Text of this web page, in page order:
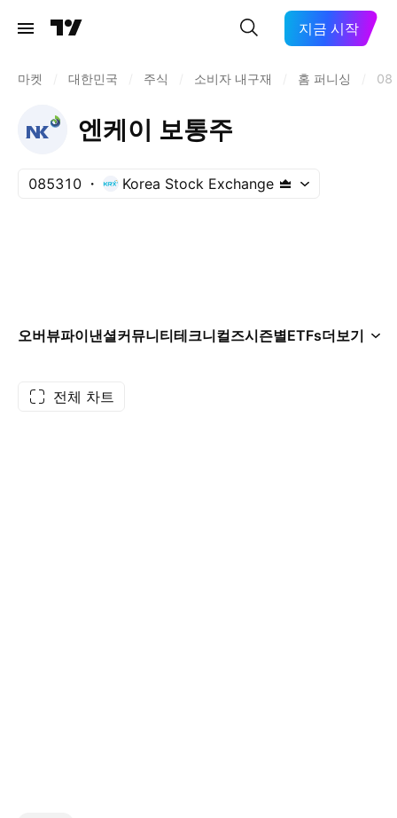
지금 시작
마켓 대한민국 주식 소비자 내구재 홈 퍼니싱
엔케이 보통주
085310 Korea Stock Exchange
오버뷰파이낸셜커뮤니티테크니컬즈시즌별ETFs더보기
전체 차트